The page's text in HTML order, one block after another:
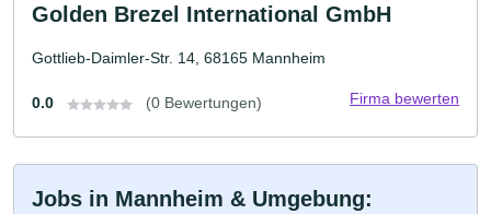
Golden Brezel International GmbH
Gottlieb-Daimler-Str. 14, 68165 Mannheim
0.0 (0 Bewertungen) Firma bewerten
Jobs in Mannheim & Umgebung: